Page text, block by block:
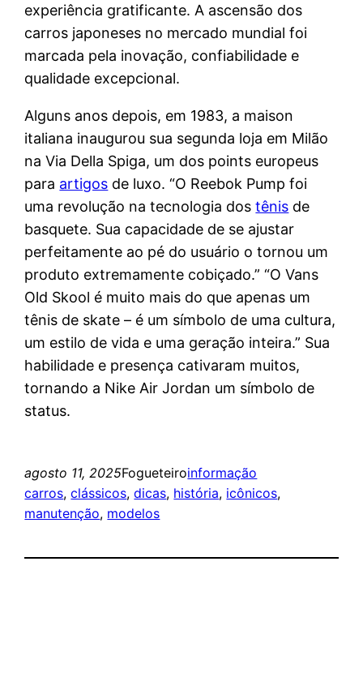
experiência gratificante. A ascensão dos
carros japoneses no mercado mundial foi
marcada pela inovação, confiabilidade e
qualidade excepcional.
Alguns anos depois, em 1983, a maison
italiana inaugurou sua segunda loja em Milão
na Via Della Spiga, um dos points europeus
para artigos de luxo. “O Reebok Pump foi
uma revolução na tecnologia dostênis de
basquete. Sua capacidade de se ajustar
perfeitamente ao pé do usuário o tornou um
produto extremamente cobiçado.” “O Vans
Old Skool é muito mais do que apenas um
tênis de skate – é um símbolo de uma cultura,
um estilo de vida e uma geração inteira.” Sua
habilidade e presença cativaram muitos,
tornando a Nike Air Jordan um símbolo de
status.
agosto 11, 2025Fogueteiroinformação
carros, clássicos, dicas, história, icônicos
manutenção, modelos